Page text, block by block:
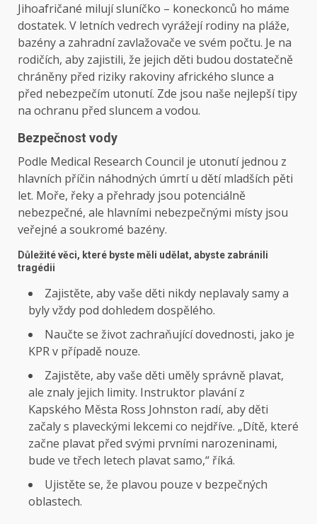
Jihoafričané milují sluníčko – koneckonců ho máme
dostatek. V letních vedrech vyrážejí rodiny na pláže,
bazény a zahradní zavlažovače ve svém počtu. Je na
rodičích, aby zajistili, že jejich děti budou dostatečně
chráněny před riziky rakoviny afrického slunce a
před nebezpečím utonutí. Zde jsou naše nejlepší tipy
na ochranu před sluncem a vodou.
Bezpečnost vody
Podle Medical Research Council je utonutí jednou z
hlavních příčin náhodných úmrtí u dětí mladších pěti
let. Moře, řeky a přehrady jsou potenciálně
nebezpečné, ale hlavními nebezpečnými místy jsou
veřejné a soukromé bazény.
Důležité věci, které byste měli udělat, abyste zabránili
tragédii
Zajistěte, aby vaše děti nikdy neplavaly samy a
byly vždy pod dohledem dospělého.
Naučte se život zachraňující dovednosti, jako je
KPR v případě nouze.
Zajistěte, aby vaše děti uměly správně plavat,
ale znaly jejich limity. Instruktor plavání z
Kapského Města Ross Johnston radí, aby děti
začaly s plaveckými lekcemi co nejdříve. „Dítě, které
začne plavat před svými prvními narozeninami,
bude ve třech letech plavat samo,“ říká.
Ujistěte se, že plavou pouze v bezpečných
oblastech.